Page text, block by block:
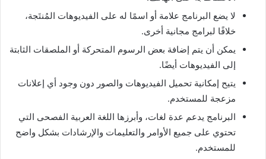
لا يضع البرنامج علامة أو اسمًا له على الفيديوهات المُنتَجة،
خلافًا لبرامج مجانية أخرى.
يمكن أن يتم إضافة بعض الرسوم المتحركة أو الملصقات الثابتة
إلى الفيديوهات أيضًا.
يتيح إمكانية تحميل الفيديوهات والصور دون وجود أي إعلانات
مزعجة للمستخدم.
البرنامج يدعم عدة لغات، وأبرزها اللغة العربية الفصحى التي
تحتوي على جميع الأوامر والتعليمات والإرشادات بشكل واضح
للمستخدم.